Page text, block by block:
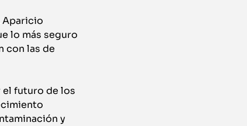
Aparicio
lo más seguro
con las de
el futuro de los
y